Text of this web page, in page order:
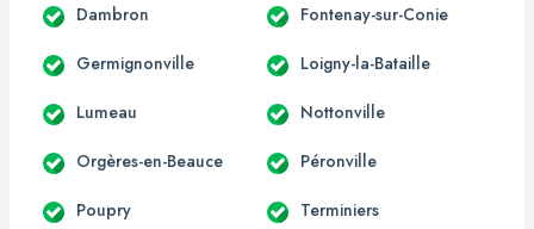
Dambron Fontenay-sur-Conie
Germignonville Loigny-la-Bataille
Lumeau Nottonville
Orgères-en-Beauce Péronville
Poupry Terminiers